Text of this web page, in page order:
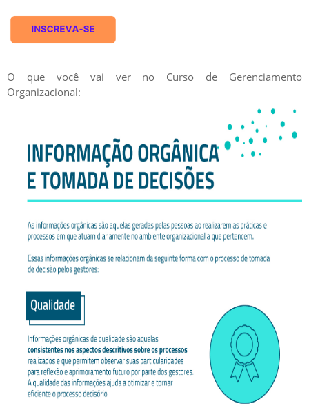
O que você vai ver no Curso de Gerenciamento
Organizacional: